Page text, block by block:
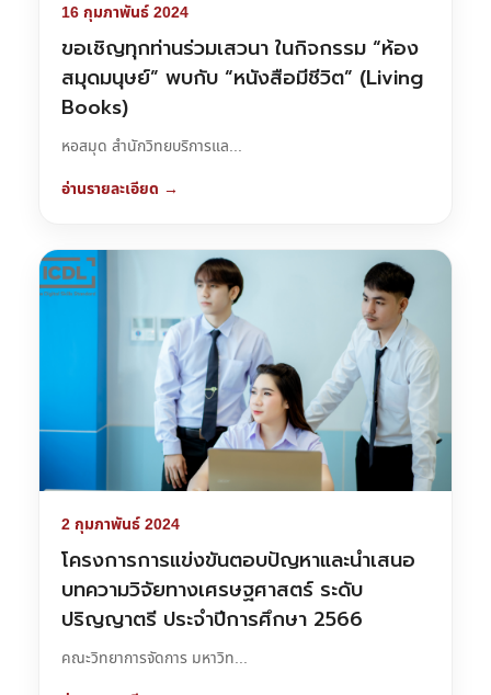
16 กุมภาพันธ์ 2024
ขอเชิญทุกท่านร่วมเสวนา ในกิจกรรม “ห้อง
สมุดมนุษย์” พบกับ “หนังสือมีชีวิต” (Living
Books)
หอสมุด สำนักวิทยบริการแล...
อ่านรายละเอียด →
2 กุมภาพันธ์ 2024
โครงการการแข่งขันตอบปัญหาและนำเสนอ
บทความวิจัยทางเศรษฐศาสตร์ ระดับ
ปริญญาตรี ประจำปีการศึกษา 2566
คณะวิทยาการจัดการ มหาวิท...